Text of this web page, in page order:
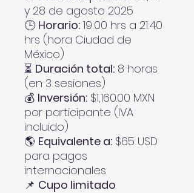
y 28 de agosto 2025
🕒 Horario: 19:00 hrs a 21:40
hrs (hora Ciudad de
México)
⏳ Duración total: 8 horas
(en 3 sesiones)
💰 Inversión: $1,160.00 MXN
por participante (IVA
incluido)
🌎 Equivalente a: $65 USD
para pagos
internacionales
📌 Cupo limitado